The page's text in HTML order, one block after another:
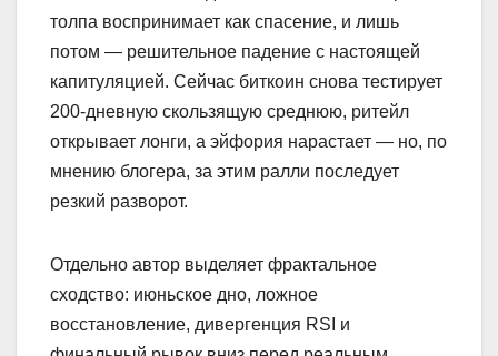
толпа воспринимает как спасение, и лишь
потом — решительное падение с настоящей
капитуляцией. Сейчас биткоин снова тестирует
200-дневную скользящую среднюю, ритейл
открывает лонги, а эйфория нарастает — но, по
мнению блогера, за этим ралли последует
резкий разворот.
Отдельно автор выделяет фрактальное
сходство: июньское дно, ложное
восстановление, дивергенция RSI и